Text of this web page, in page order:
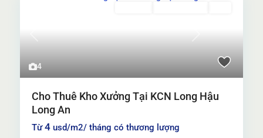
4
Previous Next
Cho Thuê Kho Xưởng Tại KCN Long Hậu
Long An
Từ4 usd/m2/ tháng có thương lượng